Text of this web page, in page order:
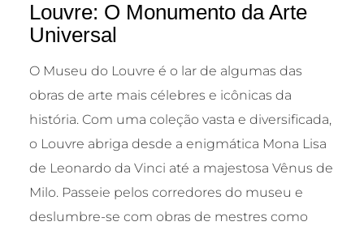
Louvre: O Monumento da Arte
Universal
O Museu do Louvre é o lar de algumas das
obras de arte mais célebres e icônicas da
história. Com uma coleção vasta e diversificada,
o Louvre abriga desde a enigmática Mona Lisa
de Leonardo da Vinci até a majestosa Vênus de
Milo. Passeie pelos corredores do museu e
deslumbre-se com obras de mestres como